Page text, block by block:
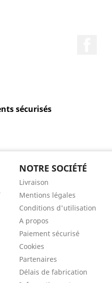
sécurisés
NOTRE SOCIÉTÉ
Livraison
Mentions légales
Conditions d'utilisation
A propos
Paiement sécurisé
Cookies
Partenaires
Délais de fabrication